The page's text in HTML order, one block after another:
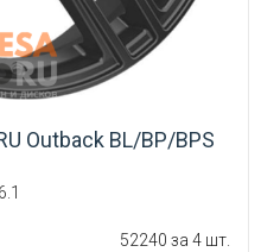
Outback BL/BP/BPS
52240 за 4 шт.